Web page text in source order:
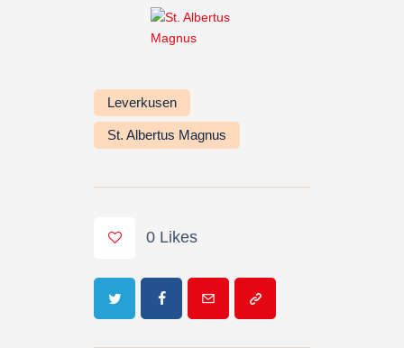
Leverkusen
St. Albertus Magnus
0 Likes